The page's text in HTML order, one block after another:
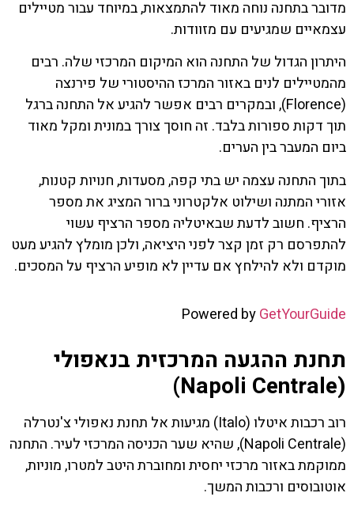
מדובר בתחנה נוחה מאוד להתמצאות, במיוחד עבור מטיילים
עצמאיים שמגיעים עם מזוודות.
היתרון הגדול של התחנה הוא המיקום המרכזי שלה. רבים
מהמטיילים לנים באזור המרכז ההיסטורי של פירנצה
(Florence), ובמקרים רבים אפשר להגיע אל התחנה ברגל
תוך דקות ספורות בלבד. זה חוסך צורך במונית ומקל מאוד
ביום המעבר בין הערים.
בתוך התחנה עצמה יש בתי קפה, מסעדות, חנויות קטנות,
אזורי המתנה ושילוט אלקטרוני ברור המציג את מספר
הרציף. חשוב לדעת שבאיטליה מספר הרציף עשוי
להתפרסם רק זמן קצר לפני היציאה, ולכן מומלץ להגיע מעט
מוקדם ולא להילחץ אם עדיין לא מופיע הרציף על המסכים.
Powered byGetYourGuide
תחנת ההגעה המרכזית בנאפולי
(Napoli Centrale)
רוב רכבות איטלו (Italo) מגיעות אל תחנת נאפולי צ'נטרלה
(Napoli Centrale), שהיא שער הכניסה המרכזי לעיר. התחנה
ממוקמת באזור מרכזי יחסית ומחוברת היטב למטרו, מוניות,
אוטובוסים ורכבות המשך.